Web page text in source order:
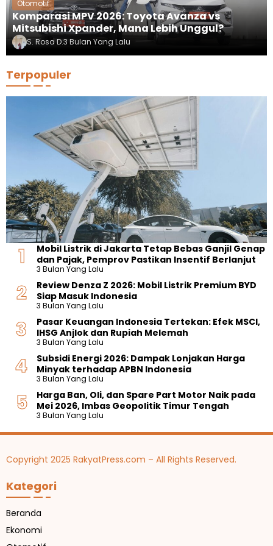
Otomotif
Komparasi MPV 2026: Toyota Avanza vs
Mitsubishi Xpander, Mana Lebih Unggul?
S. Rosa D.3 Bulan Yang Lalu
Terpopuler
Mobil Listrik di Jakarta Tetap Bebas Ganjil Genap
dan Pajak, Pemprov Pastikan Insentif Berlanjut
3 Bulan Yang Lalu
Review Denza Z 2026: Mobil Listrik Premium BYD
Siap Masuk Indonesia
3 Bulan Yang Lalu
Pasar Keuangan Indonesia Tertekan: Efek MSCI,
IHSG Anjlok dan Rupiah Melemah
3 Bulan Yang Lalu
Subsidi Energi 2026: Dampak Lonjakan Harga
Minyak terhadap APBN Indonesia
3 Bulan Yang Lalu
Harga Ban, Oli, dan Spare Part Motor Naik pada
Mei 2026, Imbas Geopolitik Timur Tengah
3 Bulan Yang Lalu
Copyright 2025 RakyatPress.com – All Rights Reserved.
Kategori
Beranda
Ekonomi